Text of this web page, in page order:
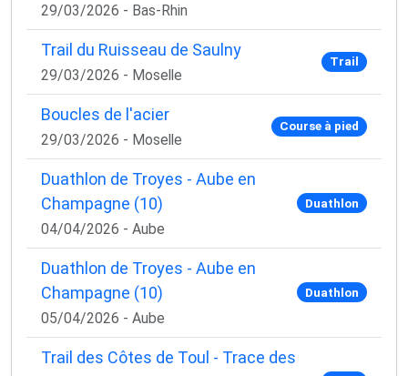
29/03/2026 - Bas-Rhin
Trail du Ruisseau de Saulny
29/03/2026 - Moselle
Trail
Boucles de l'acier
29/03/2026 - Moselle
Course à pied
Duathlon de Troyes - Aube en
Champagne (10)
04/04/2026 - Aube
Duathlon
Duathlon de Troyes - Aube en
Champagne (10)
05/04/2026 - Aube
Duathlon
Trail des Côtes de Toul - Trace des